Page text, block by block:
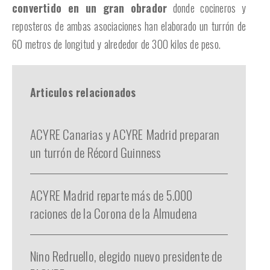
convertido en un gran obrador donde cocineros y
reposteros de ambas asociaciones han elaborado un turrón de
60 metros de longitud y alrededor de 300 kilos de peso.
Articulos relacionados
ACYRE Canarias y ACYRE Madrid preparan
un turrón de Récord Guinness
ACYRE Madrid reparte más de 5.000
raciones de la Corona de la Almudena
Nino Redruello, elegido nuevo presidente de